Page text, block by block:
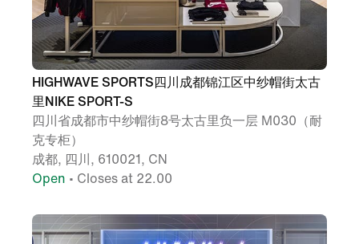
HIGHWAVE SPORTS四川成都锦江区中纱帽街太古
里NIKE SPORT-S
四川省成都市中纱帽街8号太古里负一层 M030（耐
克专柜）
成都, 四川, 610021, CN
Open • Closes at 22.00